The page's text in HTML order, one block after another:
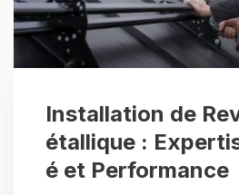
Installation de
étallique :
é et Performance